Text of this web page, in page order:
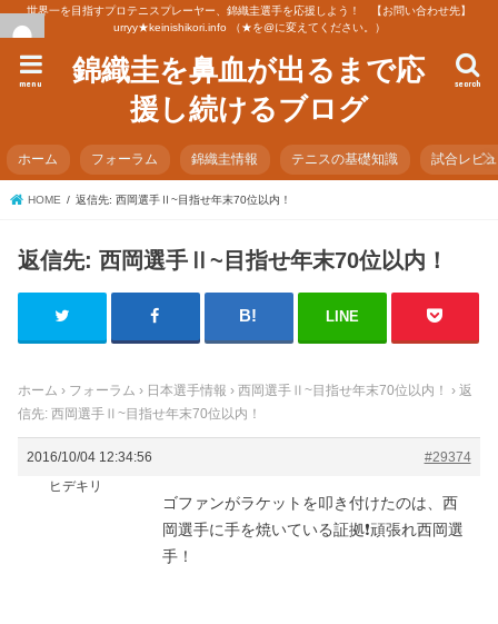
世界一を目指すプロテニスプレーヤー、錦織圭選手を応援しよう！ 【お問い合わせ先】
urryy★keinishikori.info （★を@に変えてください。）
錦織圭を鼻血が出るまで応
援し続けるブログ
search
menu
ホーム フォーラム 錦織圭情報 テニスの基礎知識 試合レビ
HOME 返信先: 西岡選手Ⅱ~目指せ年末70位以内！
返信先: 西岡選手Ⅱ~目指せ年末70位以内！
LINE
ホーム › フォーラム › 日本選手情報 › 西岡選手Ⅱ~目指せ年末70位以内！ › 返
信先: 西岡選手Ⅱ~目指せ年末70位以内！
2016/10/04 12:34:56
#29374
ヒデキリ
ゴファンがラケットを叩き付けたのは、西
岡選手に手を焼いている証拠❗頑張れ西岡選
手！